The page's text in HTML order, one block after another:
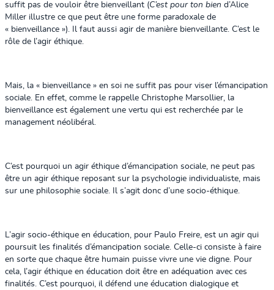
suffit pas de vouloir être bienveillant (C’est pour ton bien d’Alice
Miller illustre ce que peut être une forme paradoxale de
« bienveillance »). Il faut aussi agir de manière bienveillante. C’est le
rôle de l’agir éthique.
Mais, la « bienveillance » en soi ne suffit pas pour viser l’émancipation
sociale. En effet, comme le rappelle Christophe Marsollier, la
bienveillance est également une vertu qui est recherchée par le
management néolibéral.
C’est pourquoi un agir éthique d’émancipation sociale, ne peut pas
être un agir éthique reposant sur la psychologie individualiste, mais
sur une philosophie sociale. Il s’agit donc d’une socio-éthique.
L’agir socio-éthique en éducation, pour Paulo Freire, est un agir qui
poursuit les finalités d’émancipation sociale. Celle-ci consiste à faire
en sorte que chaque être humain puisse vivre une vie digne. Pour
cela, l’agir éthique en éducation doit être en adéquation avec ces
finalités. C’est pourquoi, il défend une éducation dialogique et